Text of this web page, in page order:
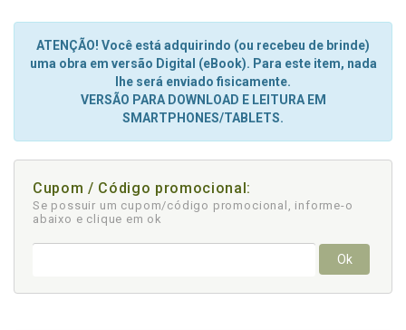
ATENÇÃO! Você está adquirindo (ou recebeu de brinde)
uma obra em versão Digital (eBook). Para este item, nada
lhe será enviado fisicamente.
VERSÃO PARA DOWNLOAD E LEITURA EM
SMARTPHONES/TABLETS.
Cupom / Código promocional:
Se possuir um cupom/código promocional, informe-o
abaixo e clique em ok
Ok